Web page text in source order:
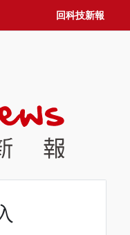
回科技新報